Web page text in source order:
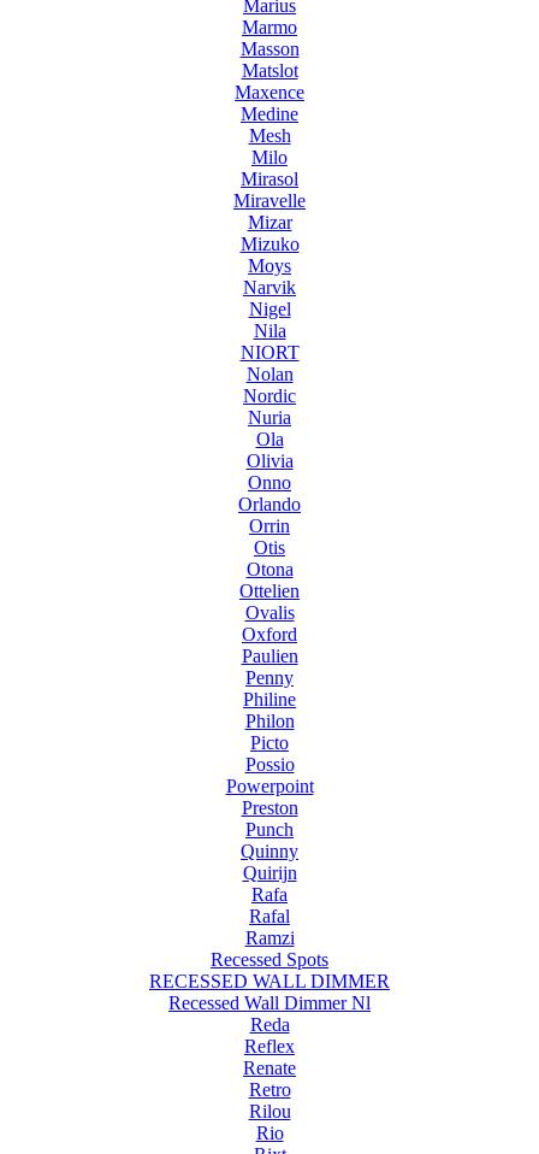
Marius
Marmo
Masson
Matslot
Maxence
Medine
Mesh
Milo
Mirasol
Miravelle
Mizar
Mizuko
Moys
Narvik
Nigel
Nila
NIORT
Nolan
Nordic
Nuria
Ola
Olivia
Onno
Orlando
Orrin
Otis
Otona
Ottelien
Ovalis
Oxford
Paulien
Penny
Philine
Philon
Picto
Possio
Powerpoint
Preston
Punch
Quinny
Quirijn
Rafa
Rafal
Ramzi
Recessed Spots
RECESSED WALL DIMMER
Recessed Wall Dimmer Nl
Reda
Reflex
Renate
Retro
Rilou
Rio